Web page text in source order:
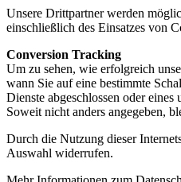
Unsere Drittpartner werden
einschließlich des Einsatzes von
Conversion Tracking
Um zu sehen, wie erfolgreich
wann Sie auf eine bestimmte
Dienste abgeschlossen oder
Soweit nicht anders angegeben,
Durch die Nutzung dieser
Auswahl widerrufen.